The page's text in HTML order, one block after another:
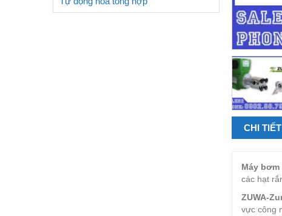
CHI
Máy
các hạt
ZUWA-
vực công